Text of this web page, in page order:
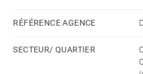
Depuis la vaste entrée qui
superficie d'environ 28m²
RÉFÉRENCE AGENCE
SECTEUR/ QUARTIER